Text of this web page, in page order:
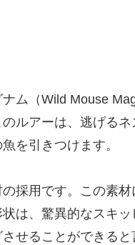
ム（Wild Mouse
ルアーは、逃げる
を引きつけます。
採用です。この素
は、驚異的なスキ
せることができる